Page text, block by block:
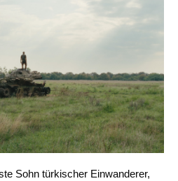
Sohn türkischer Einwanderer,